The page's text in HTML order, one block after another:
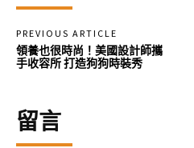
PREVIOUS ARTICLE
領養也很時尚！美國設計師攜
手收容所 打造狗狗時裝秀
留言